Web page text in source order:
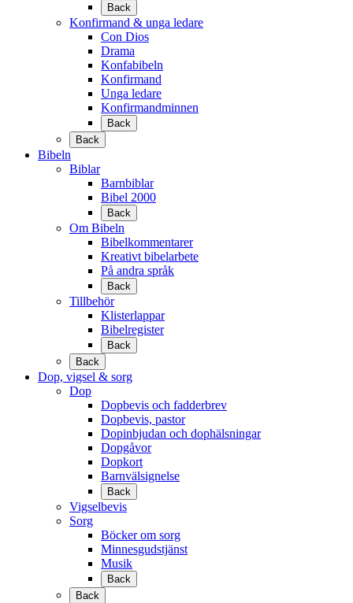
Back
Konfirmand & unga ledare
Con Dios
Drama
Konfabibeln
Konfirmand
Unga ledare
Konfirmandminnen
Back
Back
Bibeln
Biblar
Barnbiblar
Bibel 2000
Back
Om Bibeln
Bibelkommentarer
Kreativt bibelarbete
På andra språk
Back
Tillbehör
Klisterlappar
Bibelregister
Back
Back
Dop, vigsel & sorg
Dop
Dopbevis och fadderbrev
Dopbevis, pastor
Dopinbjudan och dophälsningar
Dopgåvor
Dopkort
Barnvälsignelse
Back
Vigselbevis
Sorg
Böcker om sorg
Minnesgudstjänst
Musik
Back
Back